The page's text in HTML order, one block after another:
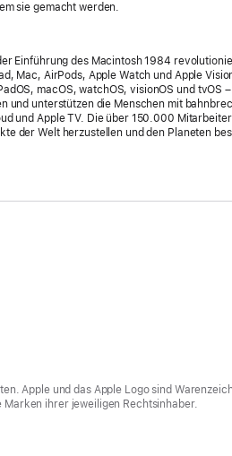
sie gemacht werden.
Einführung des Macintosh 1984
Mac, AirPods, Apple Watch und Apple
macOS, watchOS, visionOS und tvOS
und unterstützen die Menschen mit
und Apple TV. Die über 150.000
der Welt herzustellen und den Planeten
Apple und das Apple Logo sind
ihrer jeweiligen Rechtsinhaber.